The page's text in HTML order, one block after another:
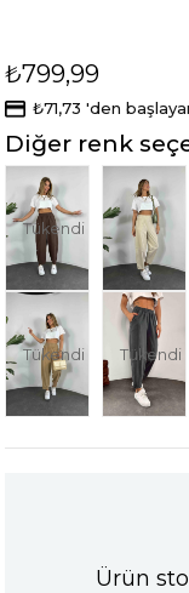
₺799,99
₺71,73 'den
Diğer renk
Tükendi
Tükendi Tükendi
Ürün